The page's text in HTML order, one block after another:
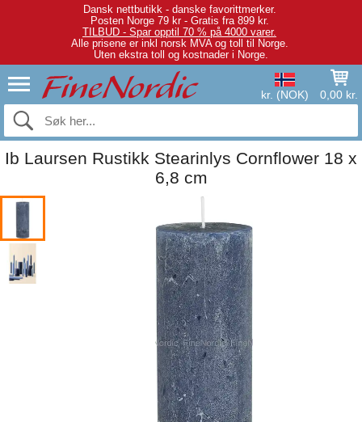
Dansk nettbutikk - danske favorittmerker.
Posten Norge 79 kr - Gratis fra 899 kr.
TILBUD - Spar opptil 70 % på 4000 varer.
Alle prisene er inkl norsk MVA og toll til Norge.
Uten ekstra toll og kostnader i Norge.
kr. (NOK) 0,00 kr.
Ib Laursen Rustikk Stearinlys Cornflower 18 x
6,8 cm